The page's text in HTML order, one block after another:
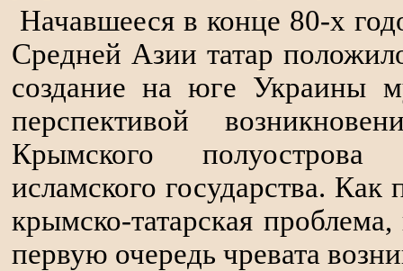
Начавшееся в конце 80-х
Средней Азии татар
создание на юге Украины
перспективой
Крымского полуострова
исламского государства.
крымско-татарская
первую очередь чревата